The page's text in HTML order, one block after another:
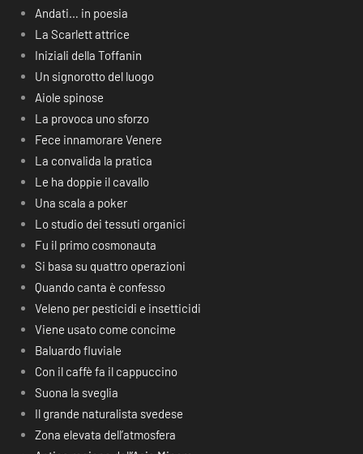
Andati… in poesia
La Scarlett attrice
Iniziali della Toffanin
Un signorotto del luogo
Aiole spinose
La provoca uno sforzo
Fece innamorare Venere
La convalida la pratica
Le ha doppie il cavallo
Una scala a poker
Lo studio dei tessuti organici
Fu il primo cosmonauta
Si basa su quattro operazioni
Quando canta è confesso
Veleno per pesticidi e insetticidi
Viene usato come concime
Baluardo fluviale
Con il caffè fa il cappuccino
Suona la sveglia
Il grande naturalista svedese
Zona elevata dell’atmosfera